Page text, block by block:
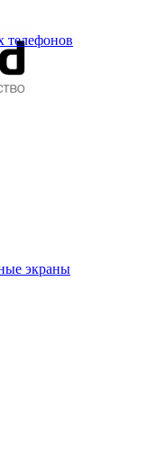
телефонов
экраны